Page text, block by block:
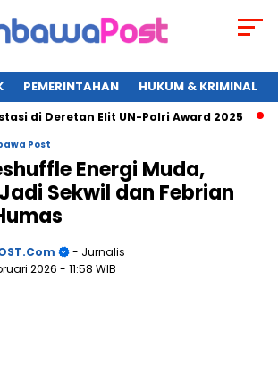
PEMERINTAHAN HUKUM & KRIMINAL
Deretan Elit UN-Polri Award 2025
Post
Energi Muda,
Sekwil dan Febrian
- Jurnalis
2026 - 11:58 WIB